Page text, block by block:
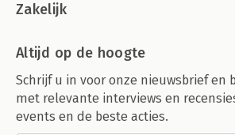
Zakelijk
Altijd op de hoogte
Schrijf u in voor onze nieuwsbrief en
met relevante interviews en
events en de beste acties.